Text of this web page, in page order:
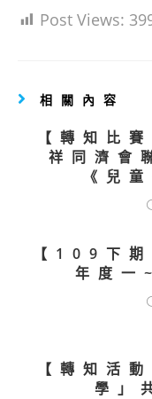
Post Views:
相關內容
【轉知比
祥同濟會
《兒
【109下
年度一
【轉知活
學」